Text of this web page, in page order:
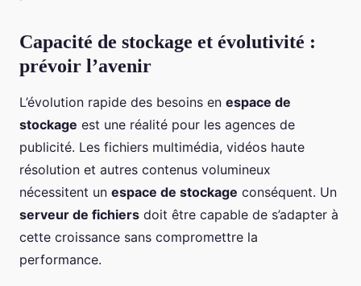
Capacité de stockage et évolutivité :
prévoir l’avenir
L’évolution rapide des besoins en espace de
stockage est une réalité pour les agences de
publicité. Les fichiers multimédia, vidéos haute
résolution et autres contenus volumineux
nécessitent un espace de stockage conséquent. Un
serveur de fichiers doit être capable de s’adapter à
cette croissance sans compromettre la
performance.